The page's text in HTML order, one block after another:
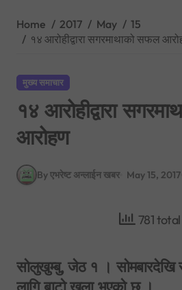
Home 2017 May
15
१४ आरोहीद्वारा सगरमाथाको सफल
मुख्य समाचार
१४ आरोहीद्वारा
आरोहण
By एभरेष्ट अन्लाईन खबर May 15, 2017
781
सोलुखुम्बु, जेठ १ । सोमबारदेखि